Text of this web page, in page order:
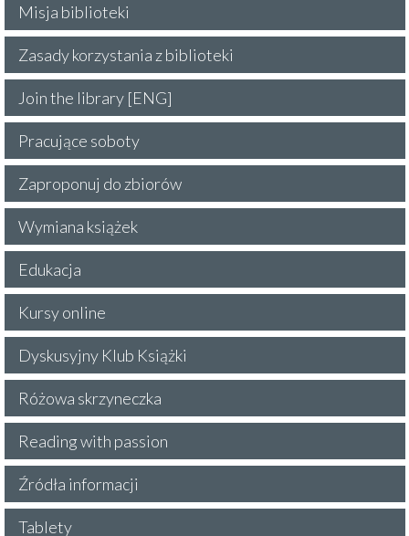
Misja biblioteki
Zasady korzystania z biblioteki
Join the library [ENG]
Pracujące soboty
Zaproponuj do zbiorów
Wymiana książek
Edukacja
Kursy online
Dyskusyjny Klub Książki
Różowa skrzyneczka
Reading with passion
Źródła informacji
Tablety